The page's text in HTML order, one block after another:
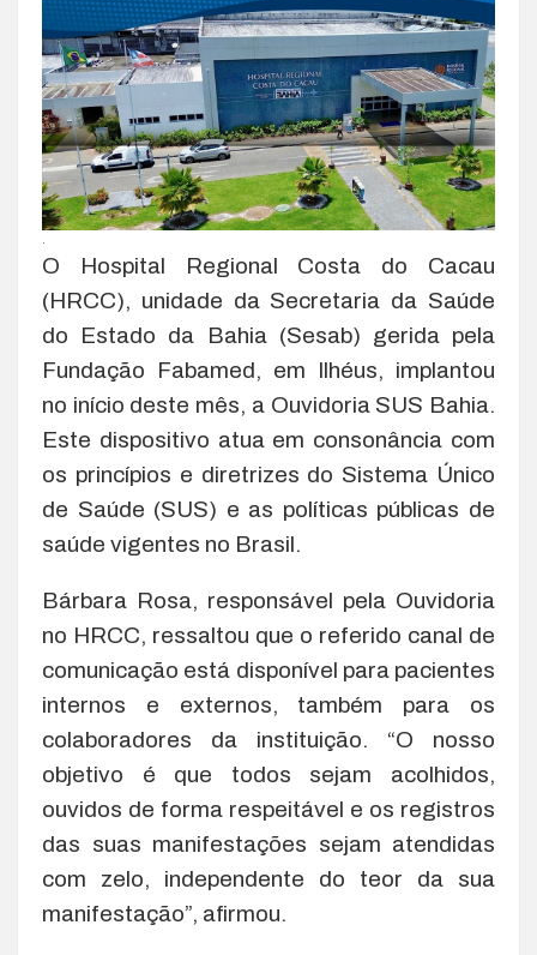
O Hospital Regional Costa do Cacau
(HRCC), unidade da Secretaria da Saúde
do Estado da Bahia (Sesab) gerida pela
Fundação Fabamed, em Ilhéus, implantou
no início deste mês, a Ouvidoria SUS Bahia.
Este dispositivo atua em consonância com
os princípios e diretrizes do Sistema Único
de Saúde (SUS) e as políticas públicas de
saúde vigentes no Brasil.
Bárbara Rosa, responsável pela Ouvidoria
no HRCC, ressaltou que o referido canal de
comunicação está disponível para pacientes
internos e externos, também para os
colaboradores da instituição. “O nosso
objetivo é que todos sejam acolhidos,
ouvidos de forma respeitável e os registros
das suas manifestações sejam atendidas
com zelo, independente do teor da sua
manifestação”, afirmou.